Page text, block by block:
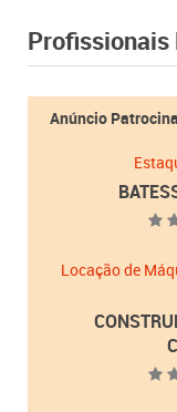
Profissionais
Anúncio
Locação de